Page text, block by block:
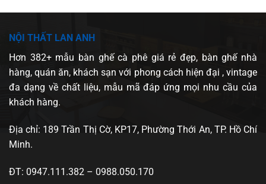
NỘI THẤT LAN ANH
Hơn 382+ mẫu bàn ghế cà phê giá rẻ đẹp, bàn ghế nhà
hàng, quán ăn, khách sạn với phong cách hiện đại , vintage
đa dạng về chất liệu, mẫu mã đáp ứng mọi nhu cầu của
khách hàng.
Địa chỉ: 189 Trần Thị Cờ, KP17, Phường Thới An, TP. Hồ Chí
Minh.
ĐT: 0947.111.382 – 0988.050.170